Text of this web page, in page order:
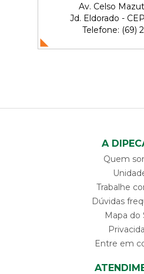
Av. Celso
Jd. Eldorado -
Telefone: (69)
A
Quem
Trabalhe
Dúvidas
Mapa do
Entre em